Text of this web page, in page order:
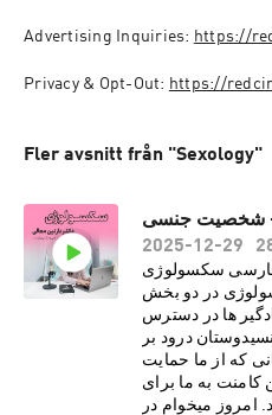
Advertising Inquiries: https://
Privacy & Opt-Out: https://
Fler avsnitt från "Sexology"
2025-12-29
پادکست فارسی سکسولوژی
در دو بخش
ها در دسترس
درود بر
که از ما حمایت
کامنت به ما برای
میخوام در